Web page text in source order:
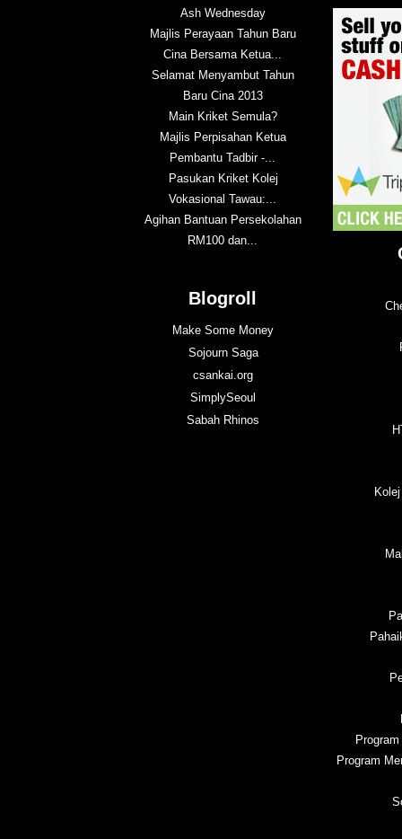
Ash Wednesday
Majlis Perayaan Tahun Baru
Cina Bersama Ketua...
Selamat Menyambut Tahun
Baru Cina 2013
Main Kriket Semula?
Majlis Perpisahan Ketua
Pembantu Tadbir -...
Pasukan Kriket Kolej
Vokasional Tawau:...
Agihan Bantuan Persekolahan
RM100 dan...
Blogroll
Make Some Money
Sojourn Saga
csankai.org
SimplySeoul
Sabah Rhinos
Program